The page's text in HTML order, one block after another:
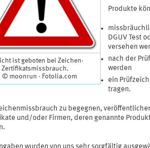
ist geboten bei Zeichen-
Zertifikatsmissbrauch.
© moonrun - Fotolia.com
Produkte
DGUV Test
versehen
nach der
werden
ein
tragen.
zu begegnen,
und/oder Firmen, deren genannte